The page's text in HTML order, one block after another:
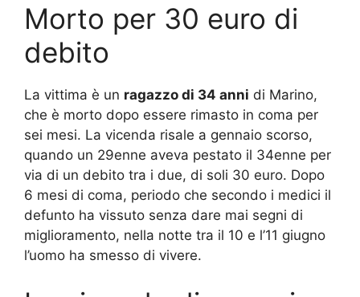
Morto per 30 euro di
debito
La vittima è un ragazzo di 34 anni di Marino,
che è morto dopo essere rimasto in coma per
sei mesi. La vicenda risale a gennaio scorso,
quando un 29enne aveva pestato il 34enne per
via di un debito tra i due, di soli 30 euro. Dopo
6 mesi di coma, periodo che secondo i medici il
defunto ha vissuto senza dare mai segni di
miglioramento, nella notte tra il 10 e l’11 giugno
l’uomo ha smesso di vivere.